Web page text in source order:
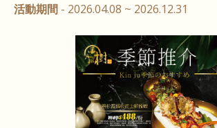
活動期間 - 2026.04.08 ~ 2026.12.31